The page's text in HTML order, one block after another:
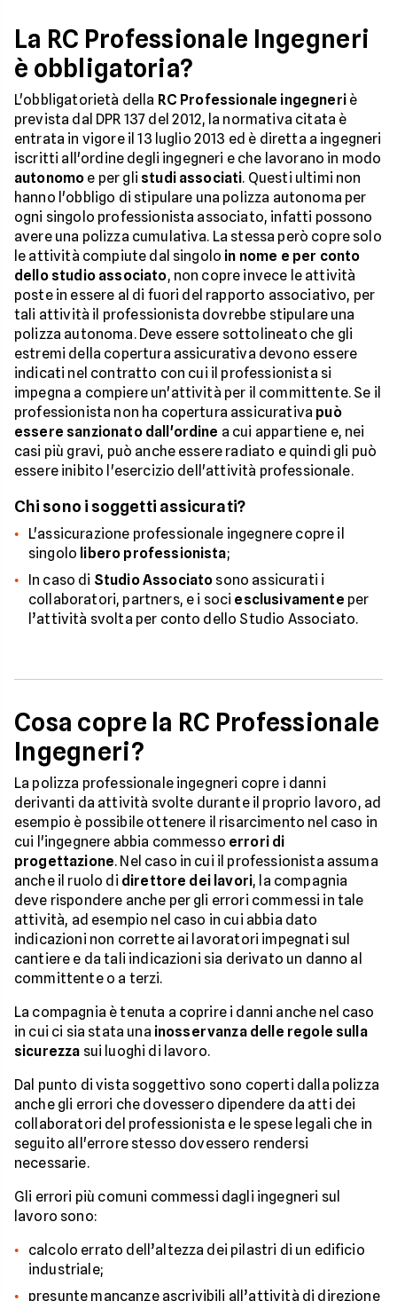
La RC Professionale Ingegneri
è obbligatoria?
L'obbligatorietà della RC Professionale ingegneriè
prevista dal DPR 137 del 2012, la normativa citata è
entrata in vigore il 13 luglio 2013 ed è diretta a ingegneri
iscritti all'ordine degli ingegneri e che lavorano in modo
autonomo e per gli studi associati. Questi ultimi non
hanno l'obbligo di stipulare una polizza autonoma per
ogni singolo professionista associato, infatti possono
avere una polizza cumulativa. La stessa però copre solo
le attività compiute dal singolo in nome e per conto
dello studio associato, non copre invece le attività
poste in essere al di fuori del rapporto associativo, per
tali attività il professionista dovrebbe stipulare una
polizza autonoma. Deve essere sottolineato che gli
estremi della copertura assicurativa devono essere
indicati nel contratto con cui il professionista si
impegna a compiere un'attività per il committente. Se il
professionista non ha copertura assicurativa può
essere sanzionato dall'ordine a cui appartiene e, nei
casi più gravi, può anche essere radiato e quindi gli può
essere inibito l'esercizio dell'attività professionale.
Chi sono i soggetti assicurati?
L'assicurazione professionale ingegnere copre il
singolo libero professionista;
In caso di Studio Associato sono assicurati i
collaboratori, partners, e i soci esclusivamente per
l’attività svolta per conto dello Studio Associato.
Cosa copre la RC Professionale
Ingegneri?
La polizza professionale ingegneri copre i danni
derivanti da attività svolte durante il proprio lavoro, ad
esempio è possibile ottenere il risarcimento nel caso in
cui l'ingegnere abbia commesso errori di
progettazione. Nel caso in cui il professionista assuma
anche il ruolo di direttore dei lavori, la compagnia
deve rispondere anche per gli errori commessi in tale
attività, ad esempio nel caso in cui abbia dato
indicazioni non corrette ai lavoratori impegnati sul
cantiere e da tali indicazioni sia derivato un danno al
committente o a terzi.
La compagnia è tenuta a coprire i danni anche nel caso
in cui ci sia stata una inosservanza delle regole sulla
sicurezza sui luoghi di lavoro.
Dal punto di vista soggettivo sono coperti dalla polizza
anche gli errori che dovessero dipendere da atti dei
collaboratori del professionista e le spese legali che in
seguito all'errore stesso dovessero rendersi
necessarie.
Gli errori più comuni commessi dagli ingegneri sul
lavoro sono:
calcolo errato dell’altezza dei pilastri di un edificio
industriale;
presunte mancanze ascrivibili all’attività di direzione